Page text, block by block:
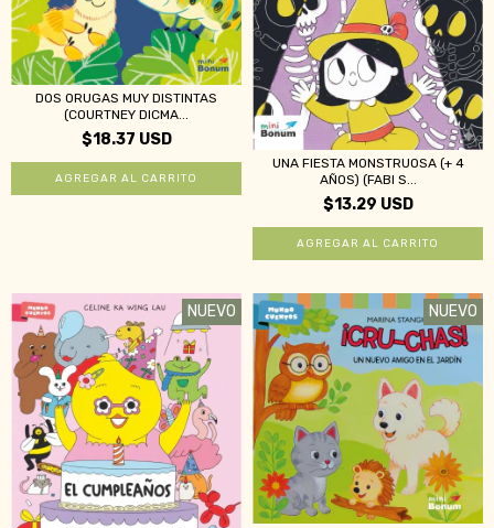
DOS ORUGAS MUY DISTINTAS
(COURTNEY DICMA...
$18.37 USD
UNA FIESTA MONSTRUOSA (+ 4
AÑOS) (FABI S...
$13.29 USD
NUEVO NUEVO